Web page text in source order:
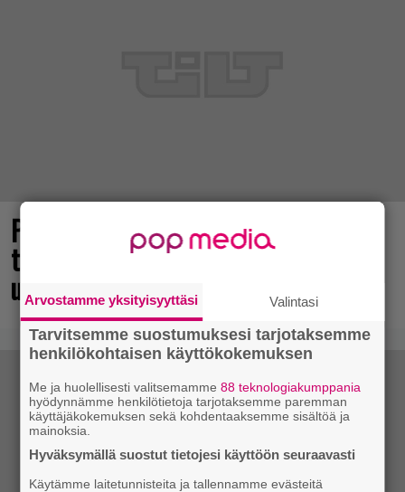
Pidetty Mikki Hiiren tähdittämä
tasohyppely julkaistaan syyskuussa
uusille alustoille
Arvostamme yksityisyyttäsi Valintasi
Tarvitsemme suostumuksesi tarjotaksemme
henkilökohtaisen käyttökokemuksen
Me ja huolellisesti valitsemamme88 teknologiakumppania
hyödynnämme henkilötietoja tarjotaksemme paremman
käyttäjäkokemuksen sekä kohdentaaksemme sisältöä ja
mainoksia.
Hyväksymällä suostut tietojesi käyttöön seuraavasti
Käytämme laitetunnisteita ja tallennamme evästeitä